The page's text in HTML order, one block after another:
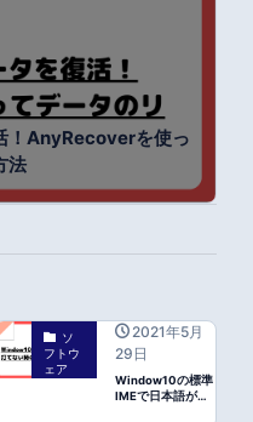
！AnyRecoverを使っ
法
ソ
フトウ
ェア
2021年5月
29日
Window10の標準
IMEで日本語が打